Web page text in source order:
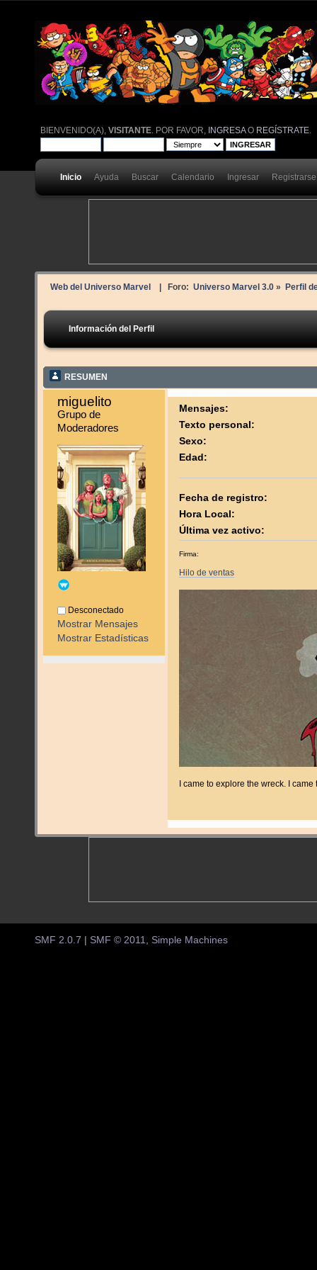
BIENVENIDO(A),VISITANTE . POR FAVOR, INGRESAO REGÍSTRATE
Inicio Ayuda Buscar Calendario Ingresar Registrarse
Web del Universo Marvel | Foro: Universo Marvel 3.0» Perfil
Información del Perfil
RESUMEN
miguelito
Grupo de
Moderadores
Desconectado
Mostrar Mensajes
Mostrar Estadísticas
Mensajes:
Texto personal:
Sexo:
Edad:
Fecha de registro:
Hora Local:
Última vez activo:
Firma:
Hilo de ventas
I came to explore the wreck. I
SMF 2.0.7 SMF © 2011, Simple Machines